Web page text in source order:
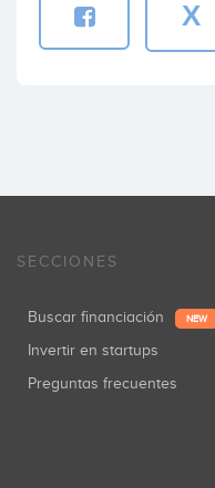
X
SECCIONES
Buscar financiación NEW
Invertir en startups
Preguntas frecuentes